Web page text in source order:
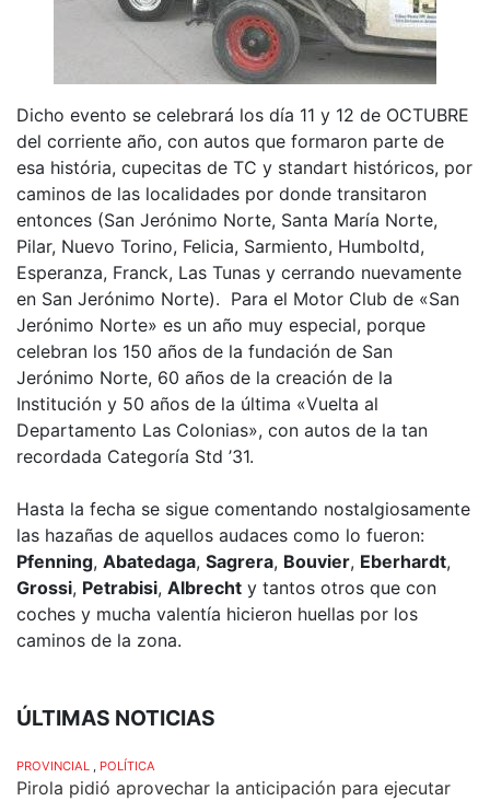
Dicho evento se celebrará los día 11 y 12 de OCTUBRE
del corriente año, con autos que formaron parte de
esa história, cupecitas de TC y standart históricos, por
caminos de las localidades por donde transitaron
entonces (San Jerónimo Norte, Santa María Norte,
Pilar, Nuevo Torino, Felicia, Sarmiento, Humboltd,
Esperanza, Franck, Las Tunas y cerrando nuevamente
en San Jerónimo Norte). Para el Motor Club de «San
Jerónimo Norte» es un año muy especial, porque
celebran los 150 años de la fundación de San
Jerónimo Norte, 60 años de la creación de la
Institución y 50 años de la última «Vuelta al
Departamento Las Colonias», con autos de la tan
recordada Categoría Std ’31.
Hasta la fecha se sigue comentando nostalgiosamente
las hazañas de aquellos audaces como lo fueron:
Pfenning, Abatedaga, Sagrera, Bouvier, Eberhardt,
Grossi, Petrabisi, Albrecht y tantos otros que con
coches y mucha valentía hicieron huellas por los
caminos de la zona.
ÚLTIMAS NOTICIAS
PROVINCIAL , POLÍTICA
Pirola pidió aprovechar la anticipación para ejecutar